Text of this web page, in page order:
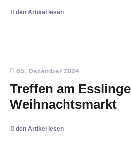
den Artikel lesen
05. Dezember 2024
Treffen am
Weihnachtsmarkt
den Artikel lesen